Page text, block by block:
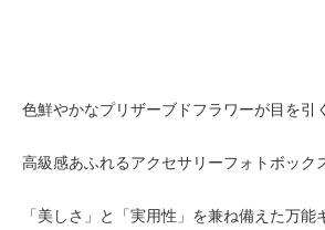
色鮮やかなプリザーブドフラワーが目を引
高級感あふれるアクセサリーフォトボック
「美しさ」と「実用性」を兼ね備えた万能